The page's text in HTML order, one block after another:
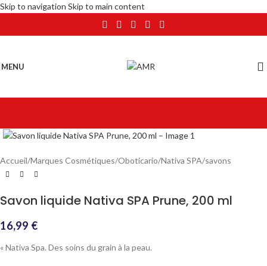
Skip to navigation Skip to main content
MENU
Accueil/Marques Cosmétiques/Oboticario/Nativa SPA/savons
Savon liquide Nativa SPA Prune, 200 ml
16,99 €
« Nativa Spa. Des soins du grain à la peau.